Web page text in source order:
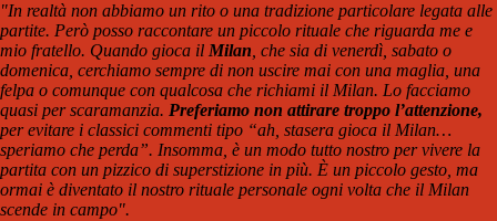
"In realtà non abbiamo un rito o una tradizione particolare legata alle
partite. Però posso raccontare un piccolo rituale che riguarda me e
mio fratello. Quando gioca il Milan , che sia di venerdì, sabato o
domenica, cerchiamo sempre di non uscire mai con una maglia, una
felpa o comunque con qualcosa che richiami il Milan. Lo facciamo
quasi per scaramanzia. Preferiamo non attirare troppo l’attenzione,
per evitare i classici commenti tipo “ah, stasera gioca il Milan…
speriamo che perda”. Insomma, è un modo tutto nostro per vivere la
partita con un pizzico di superstizione in più. È un piccolo gesto, ma
ormai è diventato il nostro rituale personale ogni volta che il Milan
scende in campo".